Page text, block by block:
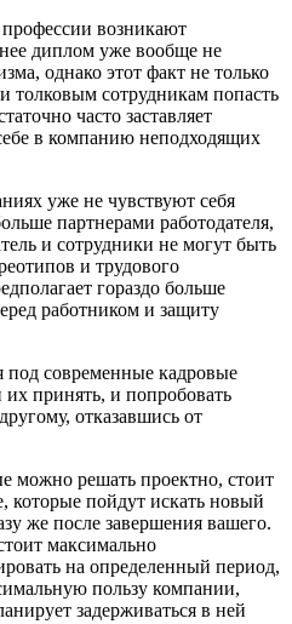
возникают
диплом уже вообще не
однако этот факт не только
толковым сотрудникам попасть
часто заставляет
в компанию неподходящих
уже не чувствуют себя
партнерами работодателя,
и сотрудники не могут быть
и трудового
гораздо больше
работником и защиту
под современные кадровые
их принять, и попробовать
отказавшись от
можно решать проектно, стоит
которые пойдут искать новый
же после завершения вашего.
максимально
на определенный период,
пользу компании,
задерживаться в ней